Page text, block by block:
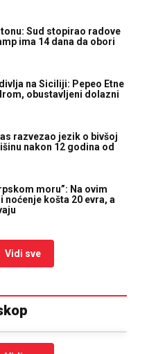
Sud stopirao radove
ima 14 dana da obori
na Siciliji: Pepeo Etne
obustavljeni dolazni
razvezao jezik o bivšoj
nakon 12 godina od
moru”: Na ovim
noćenje košta 20 evra, a
Vidi sve